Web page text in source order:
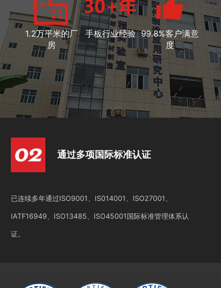
1.2万平米的厂
房
手板行业经验 99.8%客户满意
度
通过多项国际标准认证
已连续多年通过ISO9001、IS014001、ISO27001、
IATF16949、ISO13485、ISO45001国际标准管理体系认
证。